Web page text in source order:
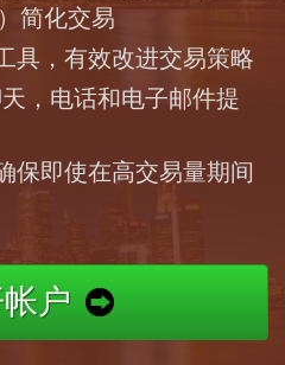
简化交易
具，有效改进交易策略
，电话和电子邮件提
保即使在高交易量期间
户